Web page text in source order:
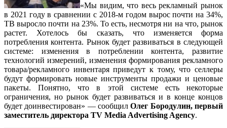
«Мы видим, что весь рекламный рынок
в 2021 году в сравнении с 2018-м годом вырос почти на 34%,
ТВ выросло почти на 23%. То есть, несмотря ни на что, рынок
растет. Хотелось бы сказать, что изменяется форма
потребления контента. Рынок будет развиваться в следующей
системе: изменения в потреблении контента, развитие
технологий измерений, изменения формирования рекламного
товара/рекламного инвентаря приведут к тому, что селлеры
будут формировать новые инструменты продажи и ценовые
пакеты. Понятно, что в этой системе есть некоторые
ограничения, но рынок будет развиваться и в конце концов
будет доинвестирован» — сообщилОлег Бородулин, первый
заместитель директора TV Media Advertising Agency.